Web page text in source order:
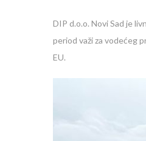
DIP d.o.o. Novi Sad je
period važi za vodećeg
EU.